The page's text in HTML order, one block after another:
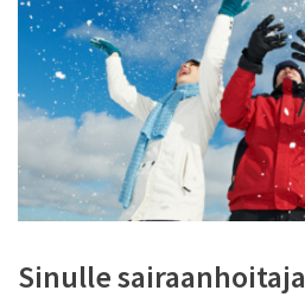
Sinulle sairaanhoitaja